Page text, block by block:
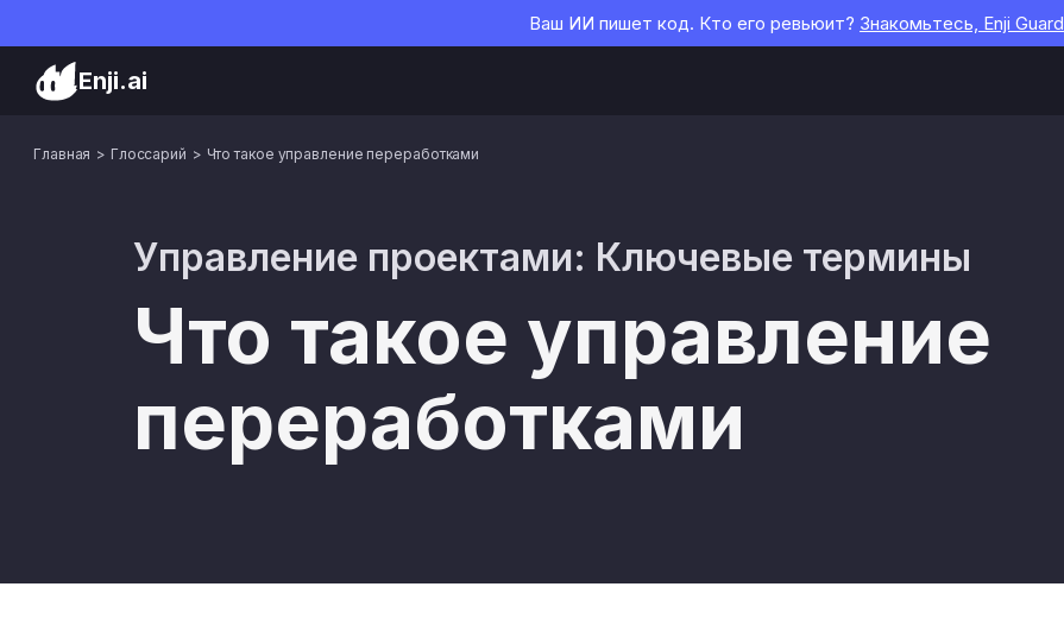
Ваш ИИ пишет код. Кто его ревьюит? Знакомьтесь, Enji Guard
Enji.ai
Главная Глоссарий Что такое управление переработками
Управление проектами: Ключевые термины
Что такое управление
переработками